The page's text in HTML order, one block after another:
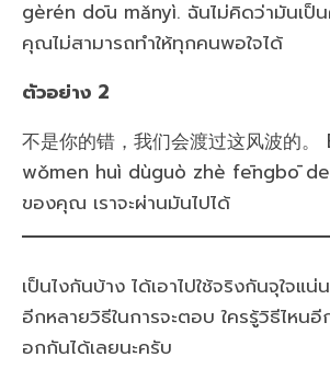
gèrén dōu mǎnyì. ฉันไม่คิดว่ามันเ
คุณไม่สามารถทำให้ทุกคนพอใจได้
ตัวอย่าง 2
不是你的错，我们会渡过这风波的
wǒmen huì dùguò zhè fēngbō
ของคุณ เราจะผ่านมันไปได้
เป็นไงกันบ้าง ได้เอาไปใช้จริงกันจุใจแ
อีกหลายวิธีในการจะตอบ ใครรู้วิธีไหน
อกกันได้เลยนะครับ